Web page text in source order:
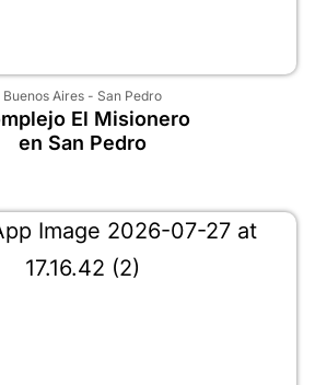
Buenos Aires- San Pedro
El Misionero
en San Pedro